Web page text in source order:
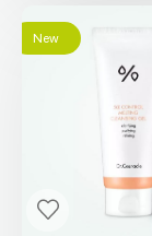
New